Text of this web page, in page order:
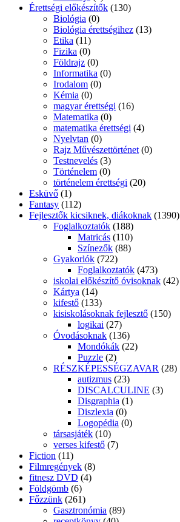
Érettségi előkészítők (130)
Biológia (0)
Biológia érettségihez (13)
Etika (11)
Fizika (0)
Földrajz (0)
Informatika (0)
Irodalom (0)
Kémia (0)
magyar érettségi (16)
Matematika (0)
matematika érettségi (4)
Nyelvtan (0)
Rajz Művészettörténet (0)
Testnevelés (3)
Történelem (0)
történelem érettségi (20)
Esküvő (1)
Fantasy (112)
Fejlesztők kicsiknek, diákoknak (1390)
Foglalkoztatók (188)
Matricás (110)
Színezők (88)
Gyakorlók (722)
Foglalkoztatók (473)
iskolai előkészítő óvisoknak (42)
Kártya (14)
kifestő (133)
kisiskolásoknak fejlesztő (150)
logikai (27)
Óvodásoknak (136)
Mondókák (22)
Puzzle (2)
RÉSZKÉPESSÉGZAVAR (28)
autizmus (23)
DISCALCULINE (3)
Disgraphia (1)
Diszlexia (0)
Logopédia (0)
társasjáték (10)
verses kifestő (7)
Fiction (11)
Filmregények (8)
fitnesz DVD (4)
Földgömb (6)
Főzzünk (261)
Gasztronómia (89)